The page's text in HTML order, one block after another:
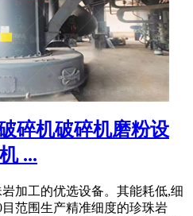
碎机破碎机磨粉设
...
加工的优选设备。其能耗低,细
目范围生产精准细度的珍珠岩